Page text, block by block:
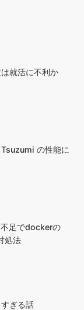
就活に不利か
の性能に
足でdockerの
処法
ぎる話